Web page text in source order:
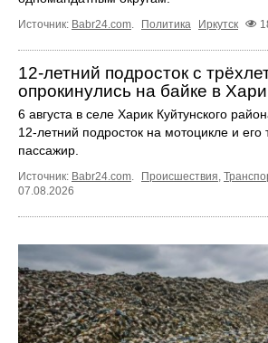
Источник: Babr24.com. Политика Иркутск
12‑летний подросток с
опрокинулись на байке в
6 августа в селе Харик Куйтунского
12‑летний подросток на мотоцикле и его
пассажир.
Источник: Babr24.com. Происшествия,
07.08.2026